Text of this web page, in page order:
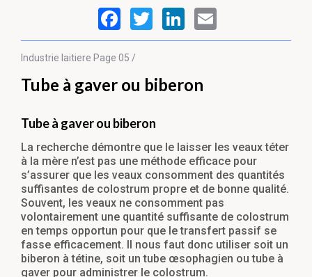
Industrie laitiere Page 05 /
Tube à gaver ou biberon
Tube à gaver ou biberon
La recherche démontre que le laisser les veaux téter
à la mère n’est pas une méthode efficace pour
s’assurer que les veaux consomment des quantités
suffisantes de colostrum propre et de bonne qualité.
Souvent, les veaux ne consomment pas
volontairement une quantité suffisante de colostrum
en temps opportun pour que le transfert passif se
fasse efficacement. Il nous faut donc utiliser soit un
biberon à tétine, soit un tube œsophagien ou tube à
gaver pour administrer le colostrum.